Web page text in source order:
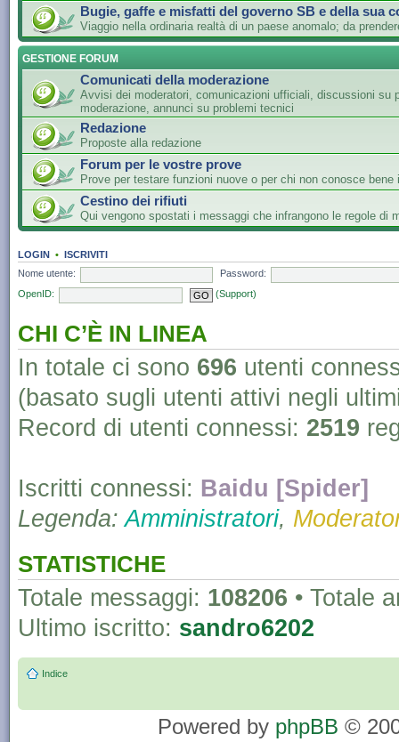
Bugie, gaffe e misfatti del governo SB e della sua
Viaggio nella ordinaria realtà di un paese anomalo; da
GESTIONE FORUM
Comunicati della moderazione
Avvisi dei moderatori, comunicazioni ufficiali, discussioni su
moderazione, annunci su problemi tecnici
Redazione
Proposte alla redazione
Forum per le vostre prove
Prove per testare funzioni nuove o per chi non conosce bene
Cestino dei rifiuti
Qui vengono spostati i messaggi che infrangono le regole di
LOGIN • ISCRIVITI
Nome utente:
Password:
OpenID:
(Support)
CHI C’È IN LINEA
In totale ci sono 696 utenti
(basato sugli utenti attivi negli
Record di utenti connessi: 2519
Iscritti connessi: Baidu [Spider]
Legenda:Amministratori,
STATISTICHE
Totale messaggi: 108206 • Totale
Ultimo iscritto: sandro6202
Indice
Powered by phpBB ©